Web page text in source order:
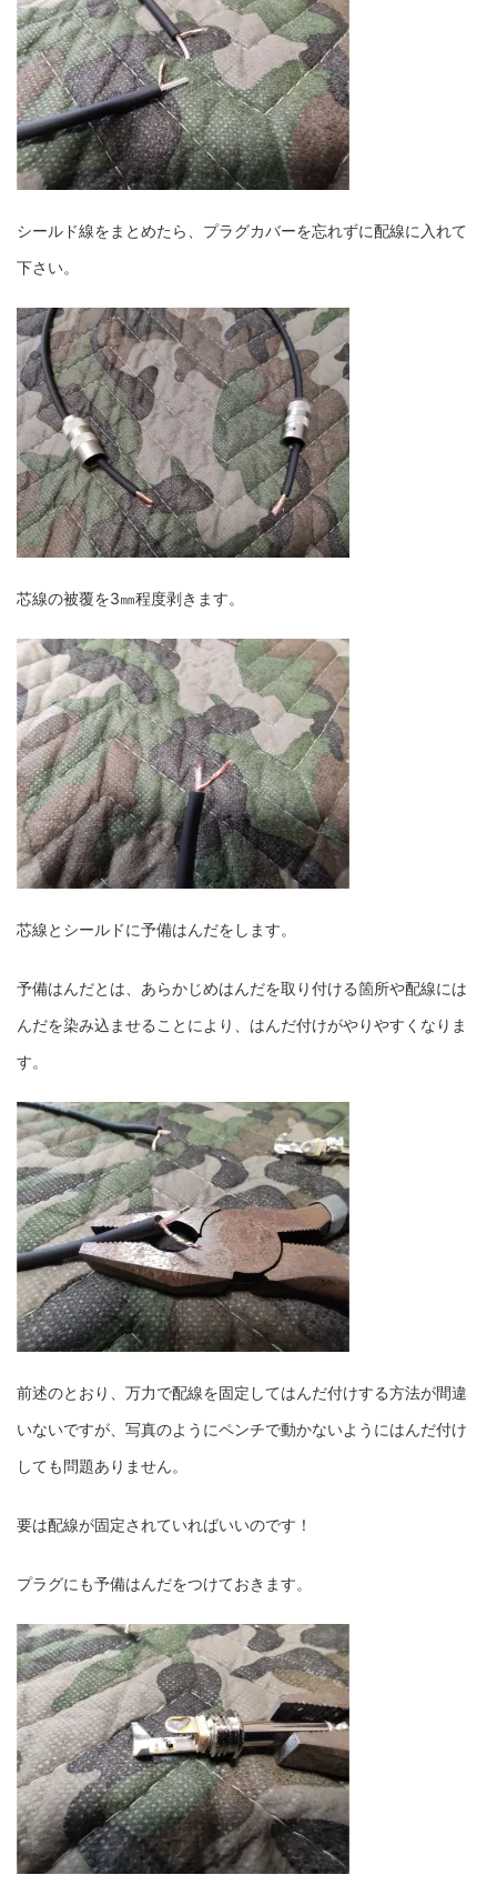
シールド線をまとめたら、プラグカバーを忘れずに配線に入れて
下さい。
芯線の被覆を3㎜程度剥きます。
芯線とシールドに予備はんだをします。
予備はんだとは、あらかじめはんだを取り付ける箇所や配線には
んだを染み込ませることにより、はんだ付けがやりやすくなりま
す。
前述のとおり、万力で配線を固定してはんだ付けする方法が間違
いないですが、写真のようにペンチで動かないようにはんだ付け
しても問題ありません。
要は配線が固定されていればいいのです！
プラグにも予備はんだをつけておきます。